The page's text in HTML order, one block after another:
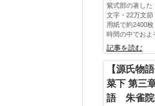
紫式部の著した
文字・22万文
用紙で約2400
時間の中でおよ
記事を読む
【源氏物
菜下 第三
語 朱雀院